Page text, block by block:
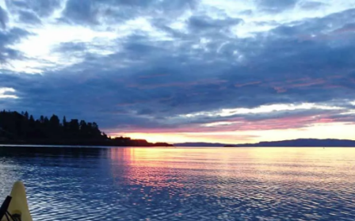
Hopp
til
innholdet